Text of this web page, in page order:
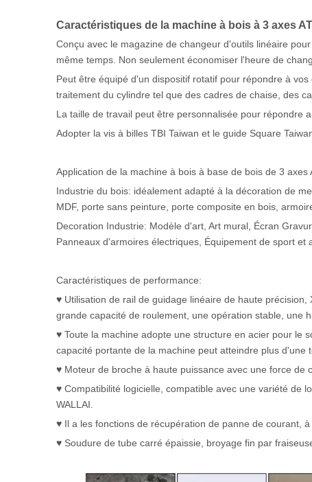
Caractéristiques de la machine à bois à 3 axes
Conçu avec le magazine de changeur d'outils linéaire
même temps. Non seulement économiser l'heure de
Peut être équipé d'un dispositif rotatif pour répondre à
traitement du cylindre tel que des cadres de chaise, des
La taille de travail peut être personnalisée pour répondre
Adopter la vis à billes TBI Taiwan et le guide Square
Application de la machine à bois à base de bois de 3 axes
Industrie du bois: idéalement adapté à la décoration de
MDF, porte sans peinture, porte composite en bois,
Decoration Industrie: Modèle d'art, Art mural, Écran
Panneaux d'armoires électriques, Équipement de sport et
Caractéristiques de performance:
♥ Utilisation de rail de guidage linéaire de haute
grande capacité de roulement, une opération stable, une
♥ Toute la machine adopte une structure en acier pour le
capacité portante de la machine peut atteindre plus d'une
♥ Moteur de broche à haute puissance avec une force de
♥ Compatibilité logicielle, compatible avec une variété de
WALLAI.
♥ Il a les fonctions de récupération de panne de courant,
♥ Soudure de tube carré épaissie, broyage fin par